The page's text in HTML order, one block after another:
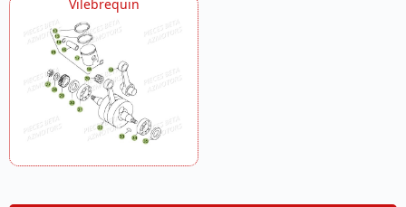
Vilebrequin